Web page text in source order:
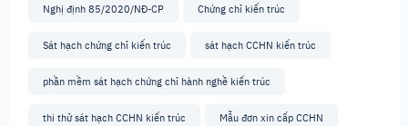
Nghị định 85/2020/NĐ-CP Chứng chỉ kiến trúc
Sát hạch chứng chỉ kiến trúc sát hạch CCHN kiến trúc
phần mềm sát hạch chứng chỉ hành nghề kiến trúc
thi thử sát hạch CCHN kiến trúc Mẫu đơn xin cấp CCHN